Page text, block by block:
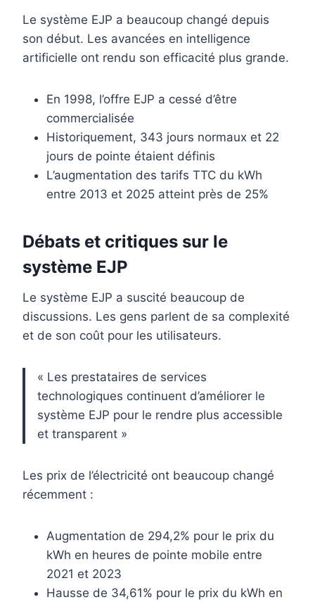
Le système EJP a beaucoup changé depuis
son début. Les avancées en intelligence
artificielle ont rendu son efficacité plus grande.
En 1998, l’offre EJP a cessé d’être
commercialisée
Historiquement, 343 jours normaux et 22
jours de pointe étaient définis
L’augmentation des tarifs TTC du kWh
entre 2013 et 2025 atteint près de 25%
Débats et critiques sur le
système EJP
Le système EJP a suscité beaucoup de
discussions. Les gens parlent de sa complexité
et de son coût pour les utilisateurs.
« Les prestataires de services
technologiques continuent d’améliorer le
système EJP pour le rendre plus accessible
et transparent »
Les prix de l’électricité ont beaucoup changé
récemment :
Augmentation de 294,2% pour le prix du
kWh en heures de pointe mobile entre
2021 et 2023
Hausse de 34,61% pour le prix du kWh en